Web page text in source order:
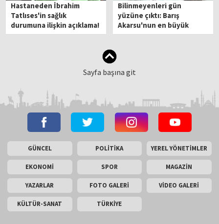
Hastaneden İbrahim
Tatlıses'in sağlık
durumuna ilişkin açıklama!
Bilinmeyenleri gün
yüzüne çıktı: Barış
Akarsu'nun en büyük
hayali buymuş
Sayfa başına git
GÜNCEL POLİTİKA YEREL YÖNETİMLER
EKONOMİ SPOR MAGAZİN
YAZARLAR FOTO GALERİ VİDEO GALERİ
KÜLTÜR-SANAT TÜRKİYE